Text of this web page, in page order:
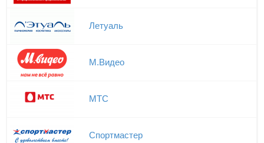
Летуаль
М.Видео
МТС
Спортмастер